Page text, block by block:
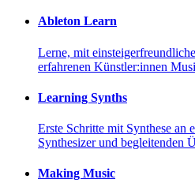
Ableton Learn
Lerne, mit
erfahrenen Künstler:innen
Learning Synths
Erste Schritte mit Synthese an
Synthesizer und begleitenden
Making Music